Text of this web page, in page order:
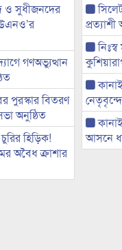
ও সুধীজনদের
গণঅভ্যুত্থান
পুরস্কার বিতরণ
অনুষ্ঠিত
হিড়িক!
অবৈধ ক্রাশার
আসনে